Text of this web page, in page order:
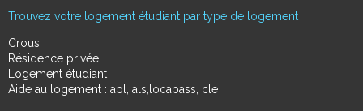
Trouvez votre logement étudiant par type de logement
Crous
Résidence privée
Logement étudiant
Aide au logement : apl, als,locapass, cle